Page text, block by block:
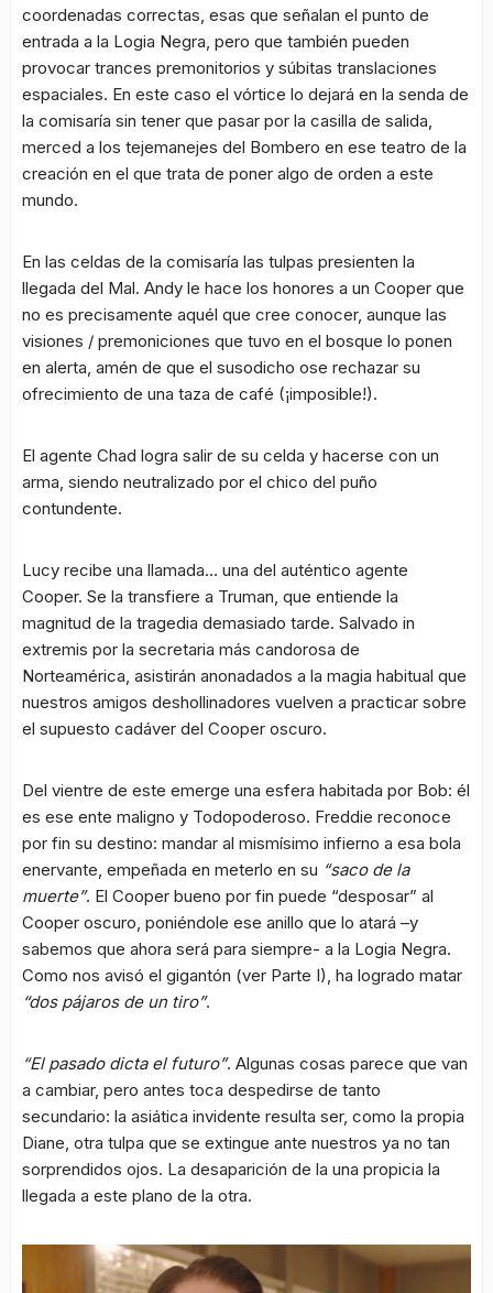
coordenadas correctas, esas que señalan el punto de
entrada a la Logia Negra, pero que también pueden
provocar trances premonitorios y súbitas translaciones
espaciales. En este caso el vórtice lo dejará en la senda de
la comisaría sin tener que pasar por la casilla de salida,
merced a los tejemanejes del Bombero en ese teatro de la
creación en el que trata de poner algo de orden a este
mundo.
En las celdas de la comisaría las tulpas presienten la
llegada del Mal. Andy le hace los honores a un Cooper que
no es precisamente aquél que cree conocer, aunque las
visiones / premoniciones que tuvo en el bosque lo ponen
en alerta, amén de que el susodicho ose rechazar su
ofrecimiento de una taza de café (¡imposible!).
El agente Chad logra salir de su celda y hacerse con un
arma, siendo neutralizado por el chico del puño
contundente.
Lucy recibe una llamada… una del auténtico agente
Cooper. Se la transfiere a Truman, que entiende la
magnitud de la tragedia demasiado tarde. Salvado in
extremis por la secretaria más candorosa de
Norteamérica, asistirán anonadados a la magia habitual que
nuestros amigos deshollinadores vuelven a practicar sobre
el supuesto cadáver del Cooper oscuro.
Del vientre de este emerge una esfera habitada por Bob: él
es ese ente maligno y Todopoderoso. Freddie reconoce
por fin su destino: mandar al mismísimo infierno a esa bola
enervante, empeñada en meterlo en su “saco de la
muerte”. El Cooper bueno por fin puede “desposar” al
Cooper oscuro, poniéndole ese anillo que lo atará –y
sabemos que ahora será para siempre- a la Logia Negra.
Como nos avisó el gigantón (ver Parte I), ha logrado matar
“dos pájaros de un tiro”.
“El pasado dicta el futuro”. Algunas cosas parece que van
a cambiar, pero antes toca despedirse de tanto
secundario: la asiática invidente resulta ser, como la propia
Diane, otra tulpa que se extingue ante nuestros ya no tan
sorprendidos ojos. La desaparición de la una propicia la
llegada a este plano de la otra.